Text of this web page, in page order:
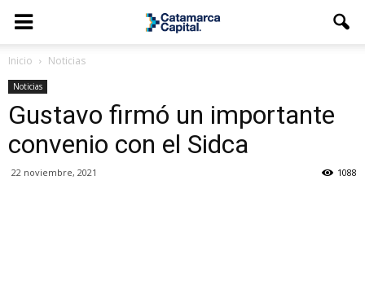
Inicio Noticias
Noticias
Gustavo firmó un importante
convenio con el Sidca
22 noviembre, 2021 1088